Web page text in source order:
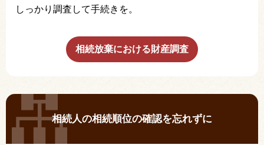
しっかり調査して手続きを。
相続放棄における財産調査
相続人の相続順位の確認を忘れずに